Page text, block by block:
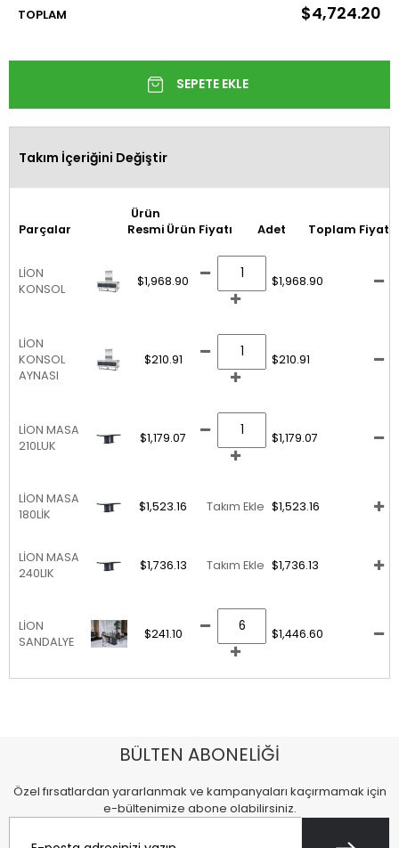
TOPLAM $4,724.20
Takım İçeriğini Değiştir
Parçalar
Ürün
Resmi Ürün Fiyatı Adet Toplam Fiyat
LİON
KONSOL
$1,968.90 $1,968.90
LİON
KONSOL
AYNASI
$210.91 $210.91
LİON MASA
210LUK
$1,179.07 $1,179.07
LİON MASA
180LİK
$1,523.16 Takım Ekle $1,523.16
LİON MASA
240LIK
$1,736.13 Takım Ekle $1,736.13
LİON
SANDALYE
$241.10 $1,446.60
BÜLTEN ABONELİĞİ
Özel fırsatlardan yararlanmak ve kampanyaları kaçırmamak için
e-bültenimize abone olabilirsiniz.